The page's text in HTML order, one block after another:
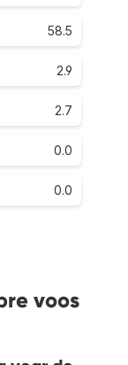
58.5
2.9
2.7
0.0
0.0
voos